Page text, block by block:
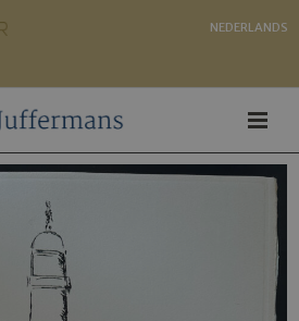
NEDERLANDS